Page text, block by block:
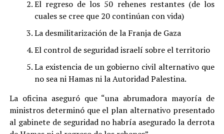
El regreso de los 50 rehenes restantes (de los
cuales se cree que 20 continúan con vida)
La desmilitarización de la Franja de Gaza
El control de seguridad israelí sobre el territorio
La existencia de un gobierno civil alternativo que
no sea ni Hamas ni la Autoridad Palestina.
La oficina aseguró que “una abrumadora mayoría de
ministros determinó que el plan alternativo presentado
al gabinete de seguridad no habría asegurado la derrota